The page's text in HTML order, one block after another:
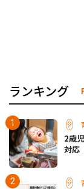
ランキング
2歳
対応